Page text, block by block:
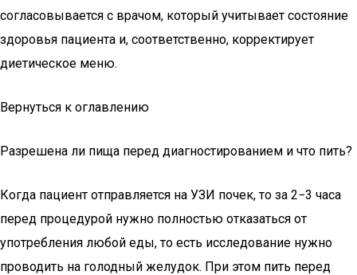
согласовывается с врачом, который учитывает состояние
здоровья пациента и, соответственно, корректирует
диетическое меню.
Вернуться к оглавлению
Разрешена ли пища перед диагностированием и что пить?
Когда пациент отправляется на УЗИ почек, то за 2−3 часа
перед процедурой нужно полностью отказаться от
употребления любой еды, то есть исследование нужно
проводить на голодный желудок. При этом пить перед